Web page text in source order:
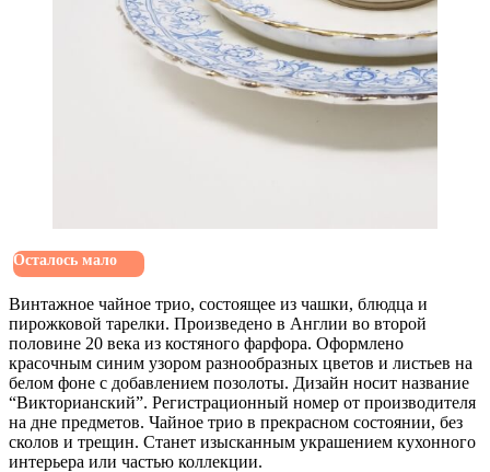
Осталось мало
Винтажное чайное трио, состоящее из чашки, блюдца и
пирожковой тарелки. Произведено в Англии во второй
половине 20 века из костяного фарфора. Оформлено
красочным синим узором разнообразных цветов и листьев на
белом фоне с добавлением позолоты. Дизайн носит название
“Викторианский”. Регистрационный номер от производителя
на дне предметов. Чайное трио в прекрасном состоянии, без
сколов и трещин. Станет изысканным украшением кухонного
интерьера или частью коллекции.